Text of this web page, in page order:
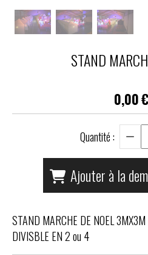
STAND
0,00€
Quantité :
Ajouter à la
STAND MARCHE DE NOEL
DIVISBLE EN 2 ou 4